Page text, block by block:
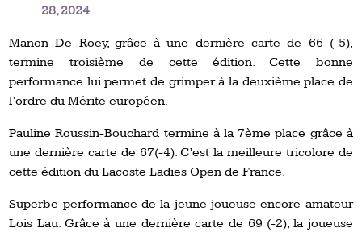
28, 2024
Manon De Roey, grâce à une dernière carte de 66 (-5),
termine troisième de cette édition. Cette bonne
performance lui permet de grimper à la deuxième place de
l’ordre du Mérite européen.
Pauline Roussin-Bouchard termine à la 7ème place grâce à
une dernière carte de 67(-4). C’est la meilleure tricolore de
cette édition du Lacoste Ladies Open de France.
Superbe performance de la jeune joueuse encore amateur
Lois Lau. Grâce à une dernière carte de 69 (-2), la joueuse